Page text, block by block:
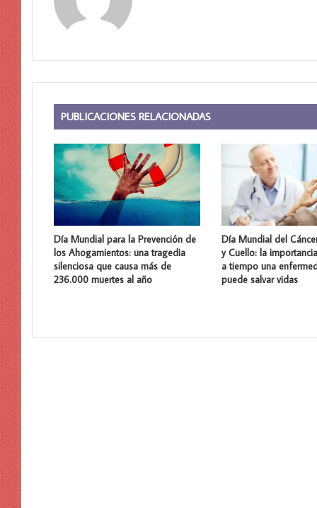
PUBLICACIONES RELACIONADAS
Día Mundial para la Prevención de
los Ahogamientos: una tragedia
silenciosa que causa más de
236.000 muertes al año
Día Mundial del
y Cuello: la
a tiempo una
puede salvar vidas